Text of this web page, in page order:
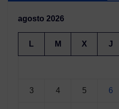
agosto 2026
L M X J
3 4 5 6